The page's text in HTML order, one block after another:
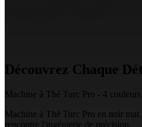
Découvrez Chaque
Machine à Thé Turc Pro - 4 couleurs
Machine à Thé Turc Pro en noir
rencontre l'ingénierie de précision.